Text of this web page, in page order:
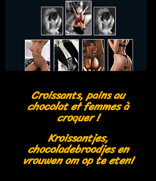
Croissants, pains au
chocolat et femmes à
croquer !
Kroissantjes,
chocoladebroodjes en
vrouwen om op te eten!